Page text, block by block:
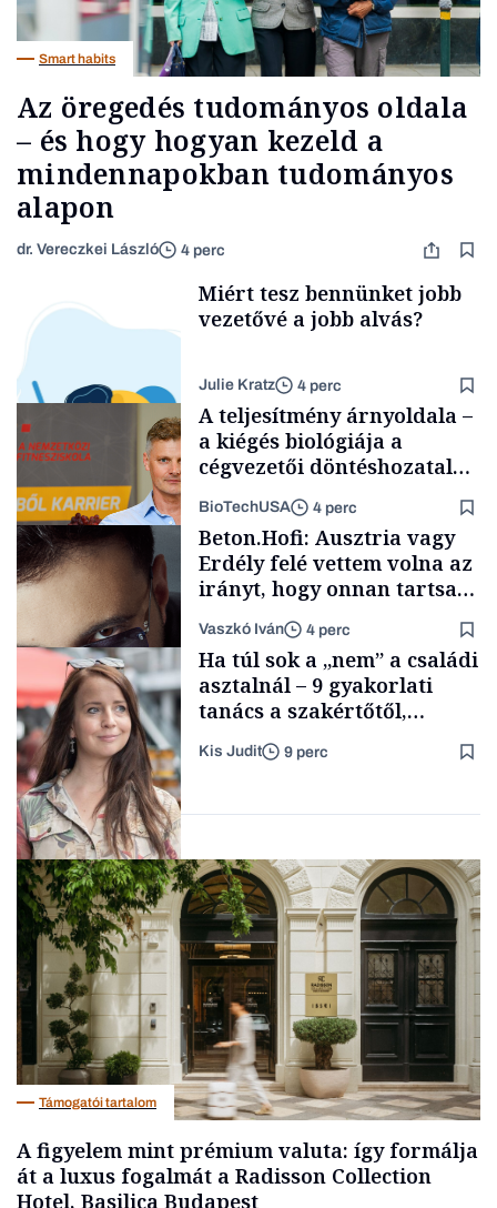
Smart habits
Az öregedés tudományos oldala
– és hogy hogyan kezeld a
mindennapokban tudományos
alapon
dr. Vereczkei László 4 perc
Smart habits
Miért tesz bennünket jobb
vezetővé a jobb alvás?
Julie Kratz 4 perc
Content Lab HUB
A teljesítmény árnyoldala –
a kiégés biológiája a
cégvezetői döntéshozatal
BioTechUSA 4 perc
Forbes-sztori
Beton.Hofi: Ausztria vagy
Erdély felé vettem volna az
irányt, hogy onnan tartsam
lélegeztetőgépen a magyar
zenét
Vaszkó Iván 4 perc
Gasztró
Ha túl sok a „nem” a családi
asztalnál – 9 gyakorlati
tanács a szakértőtől,
hogyan legyünk jól etető
szülők
Kis Judit 9 perc
Támogatói tartalom
A figyelem mint prémium valuta: így formálja
át a luxus fogalmát a Radisson Collection
Hotel, Basilica Budapest